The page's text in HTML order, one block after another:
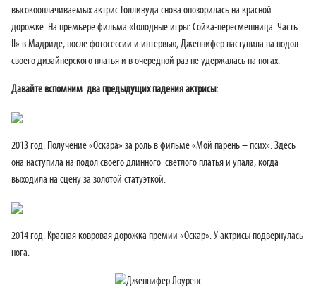
высокооплачиваемых актрис Голливуда снова опозорилась на красной
дорожке. На премьере фильма «Голодные игры: Сойка-пересмешница. Часть
II» в Мадриде, после фотосессии и интервью, Дженнифер наступила на подол
своего дизайнерского платья и в очередной раз не удержалась на ногах.
Давайте вспомним два предыдущих падения актрисы:
2013 год. Получение «Оскара» за роль в фильме «Мой парень – псих». Здесь
она наступила на подол своего длинного светлого платья и упала, когда
выходила на сцену за золотой статуэткой.
2014 год. Красная ковровая дорожка премии «Оскар». У актрисы подвернулась
нога.